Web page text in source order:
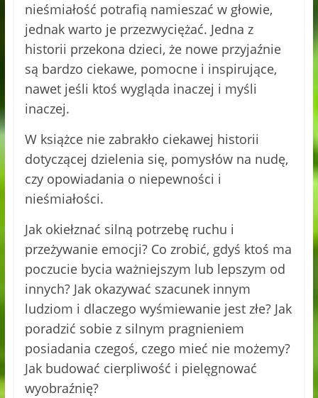
nieśmiałość potrafią namieszać w głowie,
jednak warto je przezwyciężać. Jedna z
historii przekona dzieci, że nowe przyjaźnie
są bardzo ciekawe, pomocne i inspirujące,
nawet jeśli ktoś wygląda inaczej i myśli
inaczej.
W książce nie zabrakło ciekawej historii
dotyczącej dzielenia się, pomysłów na nudę,
czy opowiadania o niepewności i
nieśmiałości.
Jak okiełznać silną potrzebę ruchu i
przeżywanie emocji? Co zrobić, gdyś ktoś ma
poczucie bycia ważniejszym lub lepszym od
innych? Jak okazywać szacunek innym
ludziom i dlaczego wyśmiewanie jest złe? Jak
poradzić sobie z silnym pragnieniem
posiadania czegoś, czego mieć nie możemy?
Jak budować cierpliwość i pielęgnować
wyobraźnię?